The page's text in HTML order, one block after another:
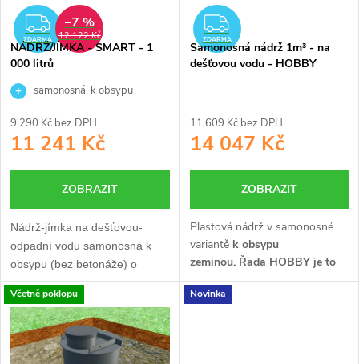
p
r
o
d
u
k
t
ů
s
p
r
o
d
u
k
t
ů
ZDARMA
ZDARMA 12 122 Kč
–7 %
NÁDRŽ/JÍMKA - SMART - 1
000 litrů
samonosná, k obsypu
9 290 Kč bez DPH
11 241 Kč
ZOBRAZIT
Nádrž-jímka na dešťovou-
odpadní vodu samonosná k
obsypu (bez betonáže) o
objemu 1 m3. Vyrobena
bezsvárovou technologií
rotomoulding.
ZDARMA
ZDARMA
Samonosná nádrž 1m³ - na
dešťovou vodu - HOBBY
11 609 Kč bez DPH
14 047 Kč
ZOBRAZIT
Plastová nádrž v samonosné
variantěk obsypu
zeminou. Řada HOBBY je to
nejlepší v poměru cena/výkon.
Je určena především pro ty,
Včetně poklopu Novinka